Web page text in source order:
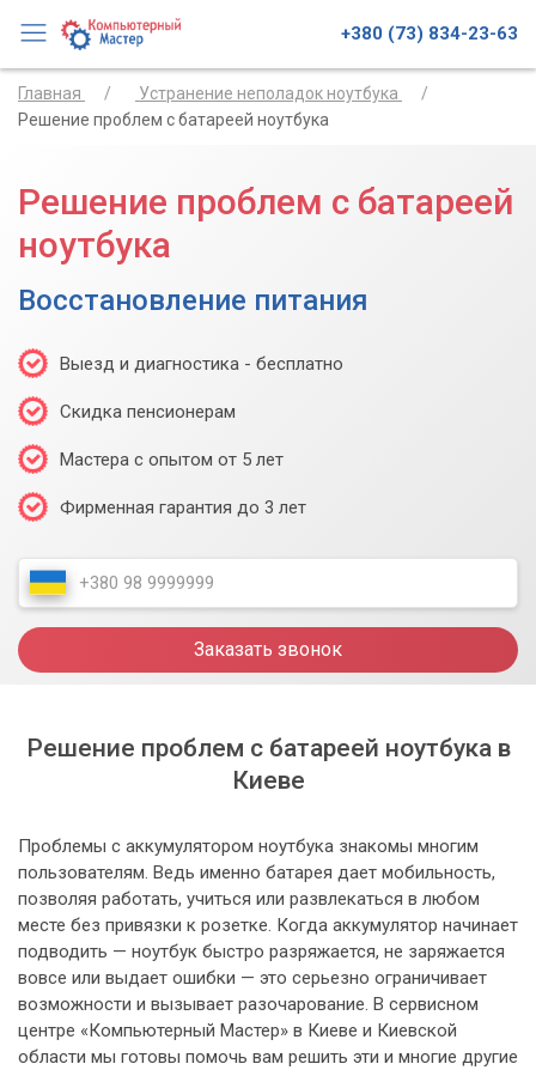
+380 (73) 834-23-63
Главная
Устранение неполадок ноутбука
Решение проблем с батареей ноутбука
Решение проблем с батареей
ноутбука
Восстановление питания
Выезд и диагностика - бесплатно
Скидка пенсионерам
Мастера с опытом от 5 лет
Фирменная гарантия до 3 лет
Заказать звонок
Решение проблем с батареей ноутбука в
Киеве
Проблемы с аккумулятором ноутбука знакомы многим
пользователям. Ведь именно батарея дает мобильность,
позволяя работать, учиться или развлекаться в любом
месте без привязки к розетке. Когда аккумулятор начинает
подводить — ноутбук быстро разряжается, не заряжается
вовсе или выдает ошибки — это серьезно ограничивает
возможности и вызывает разочарование. В сервисном
центре «Компьютерный Мастер» в Киеве и Киевской
области мы готовы помочь вам решить эти и многие другие